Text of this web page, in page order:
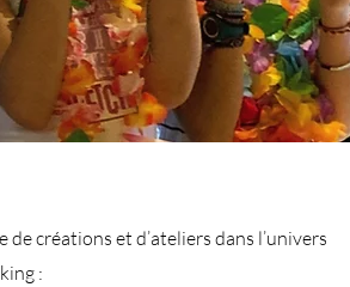
créations et d’ateliers dans l’univers
: